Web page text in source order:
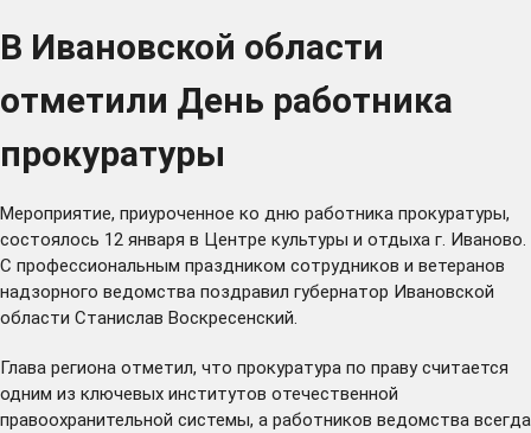
В Ивановской области
отметили День работника
прокуратуры
Мероприятие, приуроченное ко дню работника прокуратуры,
состоялось 12 января в Центре культуры и отдыха г. Иваново.
С профессиональным праздником сотрудников и ветеранов
надзорного ведомства поздравил губернатор Ивановской
области Станислав Воскресенский.
Глава региона отметил, что прокуратура по праву считается
одним из ключевых институтов отечественной
правоохранительной системы, а работников ведомства всегда